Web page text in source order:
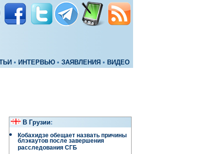
• ИНТЕРВЬЮ • ЗАЯВЛЕНИЯ • ВИДЕО
В Грузии:
Кобахидзе обещает назвать причины
блэкаутов после завершения
расследования СГБ